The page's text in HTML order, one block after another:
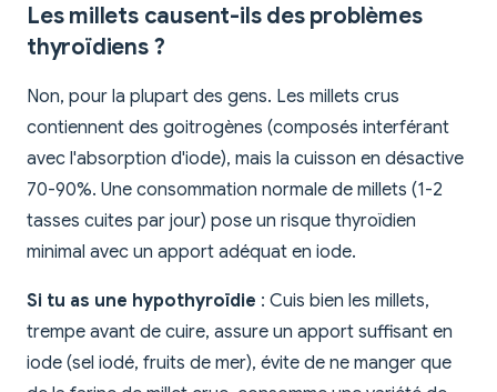
Les millets causent-ils des problèmes
thyroïdiens ?
Non, pour la plupart des gens. Les millets crus
contiennent des goitrogènes (composés interférant
avec l'absorption d'iode), mais la cuisson en désactive
70-90%. Une consommation normale de millets (1-2
tasses cuites par jour) pose un risque thyroïdien
minimal avec un apport adéquat en iode.
Si tu as une hypothyroïdie : Cuis bien les millets,
trempe avant de cuire, assure un apport suffisant en
iode (sel iodé, fruits de mer), évite de ne manger que